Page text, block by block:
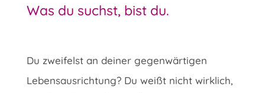
Was du suchst, bist du.
Du zweifelst an deiner gegenwärtigen
Lebensausrichtung? Du weißt nicht wirklich,